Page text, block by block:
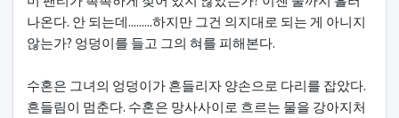
나온다. 안 되는데.........하지만 그건 의지대로 되는 게 아니지
않는가? 엉덩이를 들고 그의 혀를 피해본다.
수혼은 그녀의 엉덩이가 흔들리자 양손으로 다리를 잡았다.
흔들림이 멈춘다. 수혼은 망사사이로 흐르는 물을 강아지처